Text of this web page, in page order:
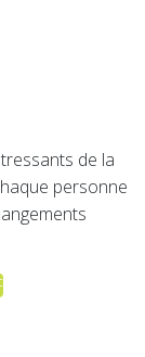
de la
personne